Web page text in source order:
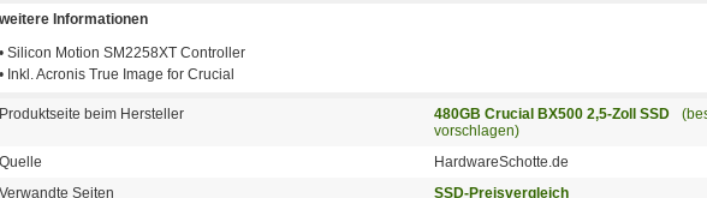
weitere Informationen
• Silicon Motion SM2258XT Controller
• Inkl. Acronis True Image for Crucial
Produktseite beim Hersteller 480GB Crucial BX500 2,5-Zoll SSD
vorschlagen)
Quelle
HardwareSchotte.de
Verwandte Seiten
SSD-Preisvergleich